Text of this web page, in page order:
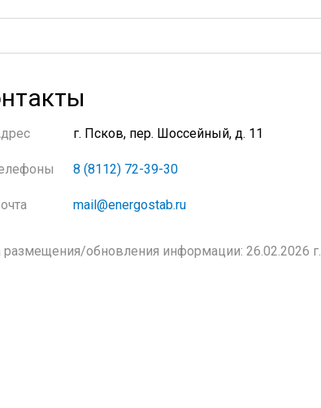
г. Псков, пер. Шоссейный, д. 11
8 (8112) 72-39-30
mail@energostab.ru
размещения/обновления информации: 26.02.2026 г.